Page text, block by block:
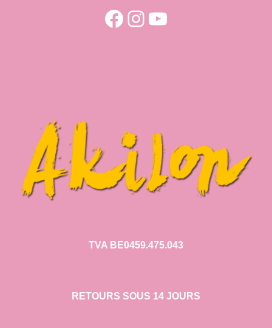
Facebook
Instagram
YouTube
TVA BE0459.475.043
RETOURS SOUS 14 JOURS